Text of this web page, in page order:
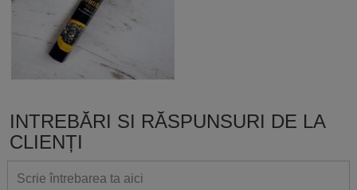
INTREBĂRI SI RĂSPUNSURI DE LA
CLIENȚI